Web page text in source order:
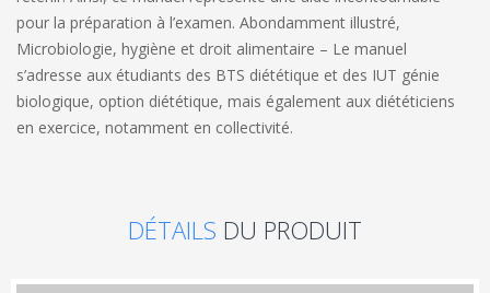
pour la préparation à l’examen. Abondamment illustré,
Microbiologie, hygiène et droit alimentaire – Le manuel
s’adresse aux étudiants des BTS diététique et des IUT génie
biologique, option diététique, mais également aux diététiciens
en exercice, notamment en collectivité.
DÉTAILS DU PRODUIT